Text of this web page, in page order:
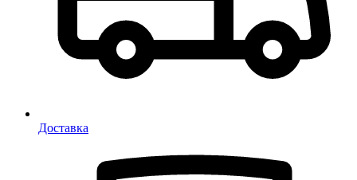
Доставка